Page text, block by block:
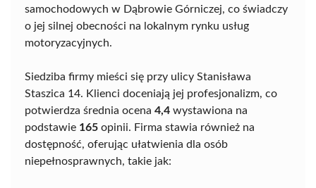
samochodowych w Dąbrowie Górniczej, co świadczy
o jej silnej obecności na lokalnym rynku usług
motoryzacyjnych.
Siedziba firmy mieści się przy ulicy Stanisława
Staszica 14. Klienci doceniają jej profesjonalizm, co
potwierdza średnia ocena 4,4 wystawiona na
podstawie 165 opinii. Firma stawia również na
dostępność, oferując ułatwienia dla osób
niepełnosprawnych, takie jak: